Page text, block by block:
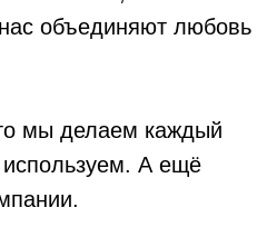
объединяют любовь
мы делаем каждый
используем. А ещё